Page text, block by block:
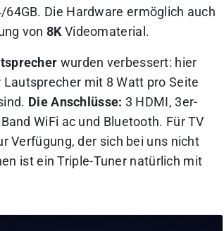
64GB. Die Hardware ermöglich auch
von8KVideomaterial.
wurden verbessert: hier
Lautsprecher mit 8 Watt pro Seite
Die Anschlüsse: 3 HDMI, 3er-
WiFi ac und Bluetooth. Für TV
Verfügung, der sich bei uns nicht
ist ein Triple-Tuner natürlich mit